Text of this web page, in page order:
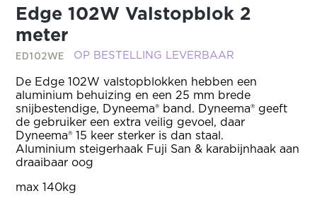
Edge 102W Valstopblok 2
meter
ED102WE OP BESTELLING LEVERBAAR
De Edge 102W valstopblokken hebben een
aluminium behuizing en een 25 mm brede
snijbestendige, Dyneema® band. Dyneema® geeft
de gebruiker een extra veilig gevoel, daar
Dyneema® 15 keer sterker is dan staal.
Aluminium steigerhaak Fuji San & karabijnhaak aan
draaibaar oog
max 140kg